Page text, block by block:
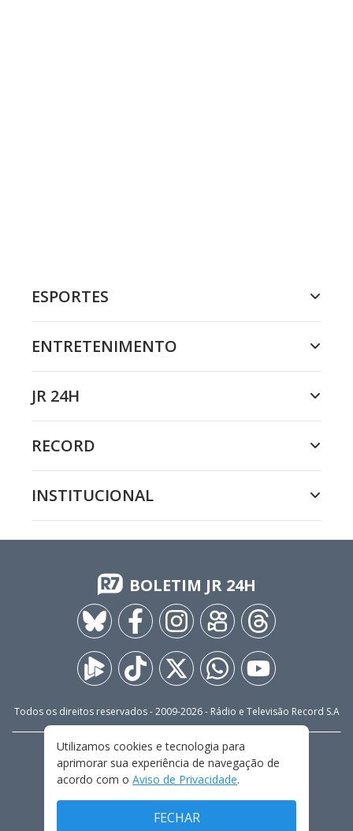
ESPORTES
ENTRETENIMENTO
JR 24H
RECORD
INSTITUCIONAL
BOLETIM JR 24H
Todos os direitos reservados - 2009-2026- Rádio e Televisão Record S.A
FALE CONOSCO
PRIVACIDADE
TERMOS E CONDIÇÕES DE USO
Utilizamos cookies e tecnologia para
aprimorar sua experiência de navegação de
acordo com o Aviso de Privacidade.
FECHAR